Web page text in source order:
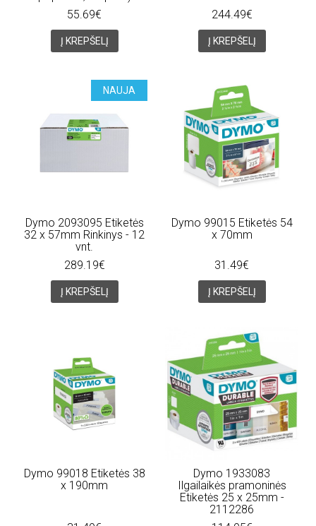
55.69€
Į KREPŠELĮ
244.49€
Į KREPŠELĮ
NAUJA
Dymo 2093095 Etiketės
32 x 57mm Rinkinys - 12
vnt.
289.19€
Į KREPŠELĮ
Dymo 99015 Etiketės 54
x 70mm
31.49€
Į KREPŠELĮ
Dymo 99018 Etiketės 38
x 190mm
Dymo 1933083
Ilgailaikės pramoninės
Etiketės 25 x 25mm -
2112286